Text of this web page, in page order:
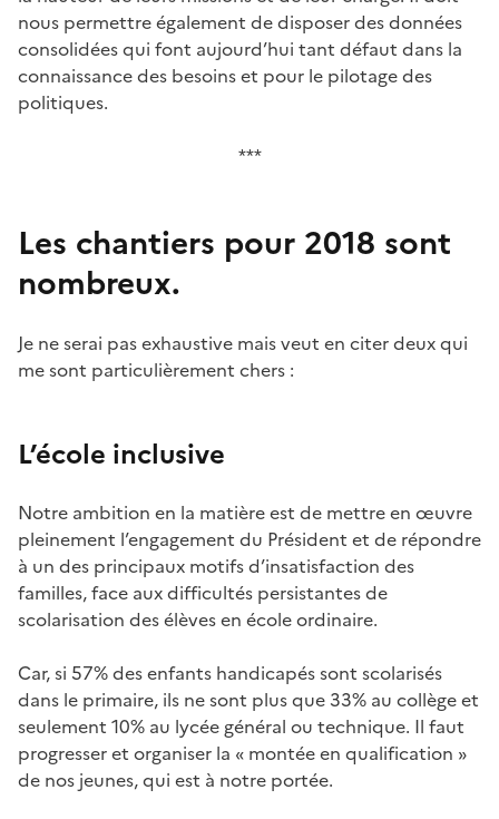
nous permettre également de disposer des données
consolidées qui font aujourd’hui tant défaut dans la
connaissance des besoins et pour le pilotage des
politiques.
***
Les chantiers pour 2018 sont
nombreux.
Je ne serai pas exhaustive mais veut en citer deux qui
me sont particulièrement chers :
L’école inclusive
Notre ambition en la matière est de mettre en œuvre
pleinement l’engagement du Président et de répondre
à un des principaux motifs d’insatisfaction des
familles, face aux difficultés persistantes de
scolarisation des élèves en école ordinaire.
Car, si 57% des enfants handicapés sont scolarisés
dans le primaire, ils ne sont plus que 33% au collège et
seulement 10% au lycée général ou technique. Il faut
progresser et organiser la « montée en qualification »
de nos jeunes, qui est à notre portée.